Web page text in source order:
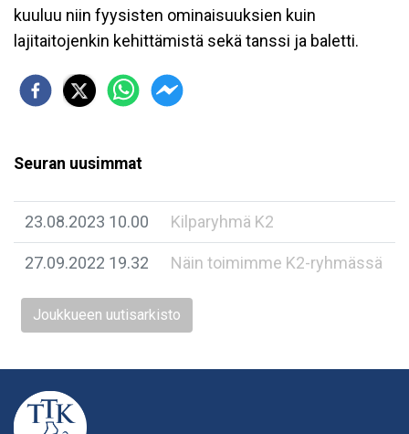
kuuluu niin fyysisten ominaisuuksien kuin
lajitaitojenkin kehittämistä sekä tanssi ja baletti.
Seuran uusimmat
23.08.2023 10.00 Kilparyhmä K2
27.09.2022 19.32 Näin toimimme K2-ryhmässä
Joukkueen uutisarkisto